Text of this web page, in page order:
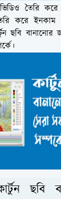
তৈরি
করে ইনকাম
ছবি বানানোর
ছবি